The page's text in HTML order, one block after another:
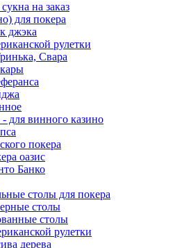
на заказ
для покера
джэка
рулетки
Свара
для винного казино
покера
оазис
Банко
столы для покера
столы
столы
рулетки
дерева